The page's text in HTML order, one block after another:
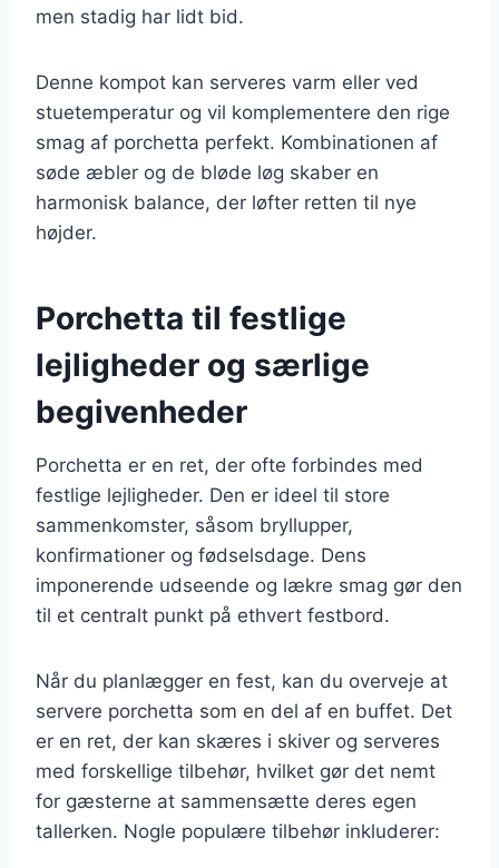
men stadig har lidt bid.
Denne kompot kan serveres varm eller ved
stuetemperatur og vil komplementere den rige
smag af porchetta perfekt. Kombinationen af
søde æbler og de bløde løg skaber en
harmonisk balance, der løfter retten til nye
højder.
Porchetta til festlige
lejligheder og særlige
begivenheder
Porchetta er en ret, der ofte forbindes med
festlige lejligheder. Den er ideel til store
sammenkomster, såsom bryllupper,
konfirmationer og fødselsdage. Dens
imponerende udseende og lækre smag gør den
til et centralt punkt på ethvert festbord.
Når du planlægger en fest, kan du overveje at
servere porchetta som en del af en buffet. Det
er en ret, der kan skæres i skiver og serveres
med forskellige tilbehør, hvilket gør det nemt
for gæsterne at sammensætte deres egen
tallerken. Nogle populære tilbehør inkluderer: